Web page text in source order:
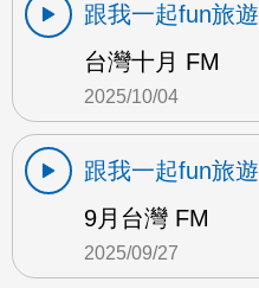
跟我一起fun旅遊
台灣十月 FM
2025/10/04
跟我一起fun旅遊
9月台灣 FM
2025/09/27